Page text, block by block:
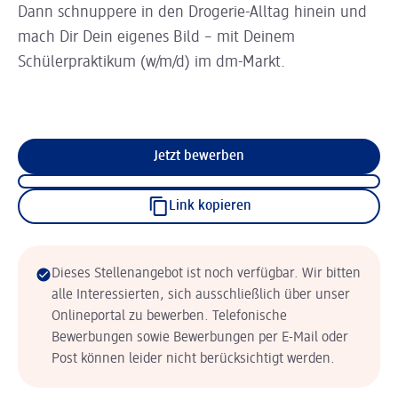
Dann schnuppere in den Drogerie-Alltag hinein und
mach Dir Dein eigenes Bild – mit Deinem
Schülerpraktikum (w/m/d) im dm-Markt.
Jetzt bewerben
Link kopieren
Dieses Stellenangebot ist noch verfügbar. Wir bitten
alle Interessierten, sich ausschließlich über unser
Onlineportal zu bewerben. Telefonische
Bewerbungen sowie Bewerbungen per E-Mail oder
Post können leider nicht berücksichtigt werden.